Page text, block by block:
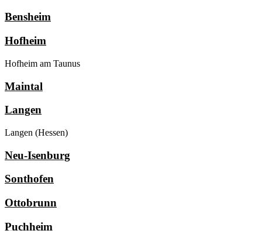
Bensheim
Hofheim
Hofheim am Taunus
Maintal
Langen
Langen (Hessen)
Neu-Isenburg
Sonthofen
Ottobrunn
Puchheim